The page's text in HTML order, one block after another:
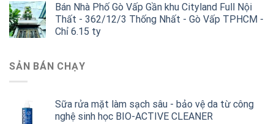
Bán Nhà Phố Gò Vấp Gần khu Cityland Full Nội
Thất - 362/12/3 Thống Nhất - Gò Vấp TPHCM -
Chỉ 6.15 ty
SẢN BÁN CHẠY
Sữa rửa mặt làm sạch sâu - bảo vệ da từ công
nghệ sinh học BIO-ACTIVE CLEANER